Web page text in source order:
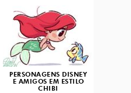
PERSONAGENS DISNEY
E AMIGOS EM ESTILO
CHIBI
3